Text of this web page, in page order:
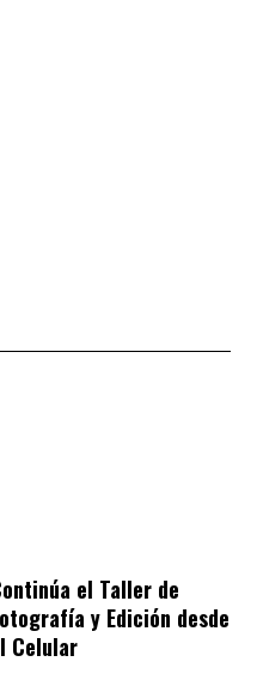
el Taller de
y Edición desde
Celular